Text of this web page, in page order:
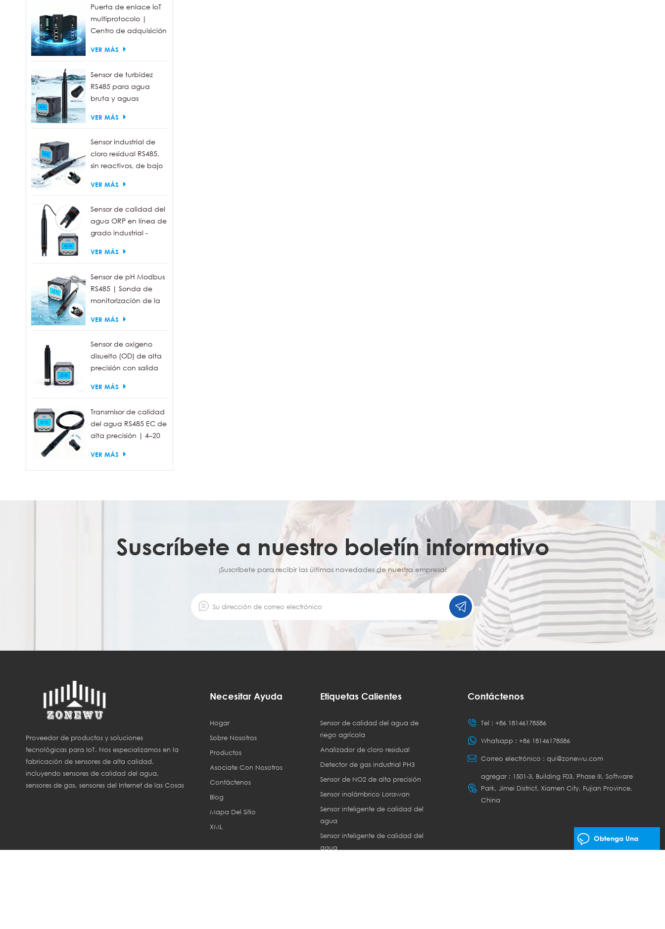
células/ml.
Puerta de enlace IoT
multiprotocolo |
Centro de adquisición
VER MÁS
Sensor de turbidez
RS485 para agua
bruta y aguas
medidora de turbidez
VER MÁS
Sensor industrial de
cloro residual RS485,
sin reactivos, de bajo
VER MÁS
Sensor de calidad del
agua ORP en línea de
grado industrial -
IP68, salida RS485
VER MÁS
Sensor de pH Modbus
RS485 | Sonda de
monitorización de la
industrial IP68
VER MÁS
Sensor de oxígeno
disuelto (OD) de alta
precisión con salida
medición de la
VER MÁS
Transmisor de calidad
del agua RS485 EC de
alta precisión | 4–20
VER MÁS
Suscríbete a nuestro boletín informativo
¡Suscríbete para recibir las últimas novedades de nuestra empresa!
Proveedor de productos y soluciones
tecnológicas para IoT. Nos especializamos en la
fabricación de sensores de alta calidad,
incluyendo sensores de calidad del agua,
sensores de gas, sensores del Internet de las Cosas
Necesitar Ayuda
Hogar
Sobre Nosotros
Productos
Asociate Con Nosotros
Contáctenos
Blog
Mapa Del Sitio
XML
Etiquetas Calientes
Sensor de calidad del agua de
riego agrícola
Analizador de cloro residual
Detector de gas industrial PH3
Sensor de NO2 de alta precisión
Sensor inalámbrico Lorawan
Sensor inteligente de calidad del
agua
Sensor inteligente de calidad del
agua
Contáctenos
Tel : +86 18146178586
Whatsapp : +86 18146178586
Correo electrónico : qui@zonewu.com
agregar : 1501-3, Building F03, Phase III, Software
Park, Jimei District, Xiamen City, Fujian Province,
China
Obtenga Una